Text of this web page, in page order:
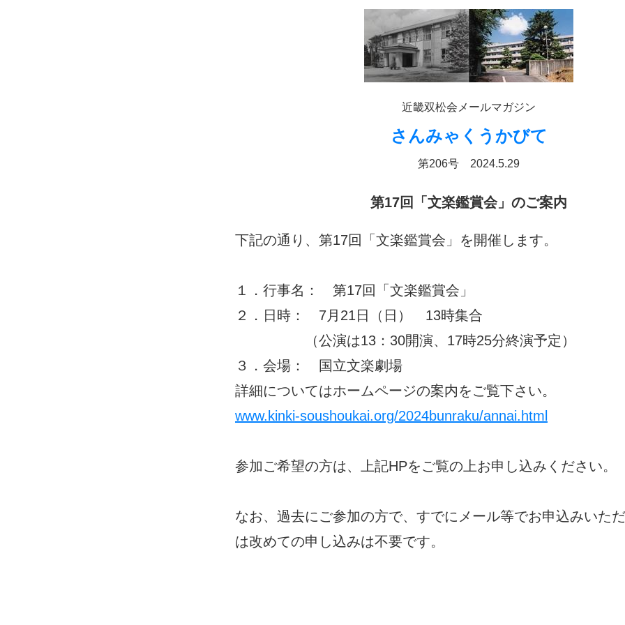
近畿双松会メールマガジン
さんみゃくうかびて
第206号 2024.5.29
第17回「文楽鑑賞会」のご案内
下記の通り、第17回「文楽鑑賞会」を開催します。
１．行事名： 第17回「文楽鑑賞会」
２．日時： 7月21日（日） 13時集合
（公演は13：30開演、17時25分終演予定）
３．会場： 国立文楽劇場
詳細についてはホームページの案内をご覧下さい。
www.kinki-soushoukai.org/2024bunraku/annai.html
参加ご希望の方は、上記HPをご覧の上お申し込みください。
なお、過去にご参加の方で、すでにメール等でお申込みいた
は改めての申し込みは不要です。
以